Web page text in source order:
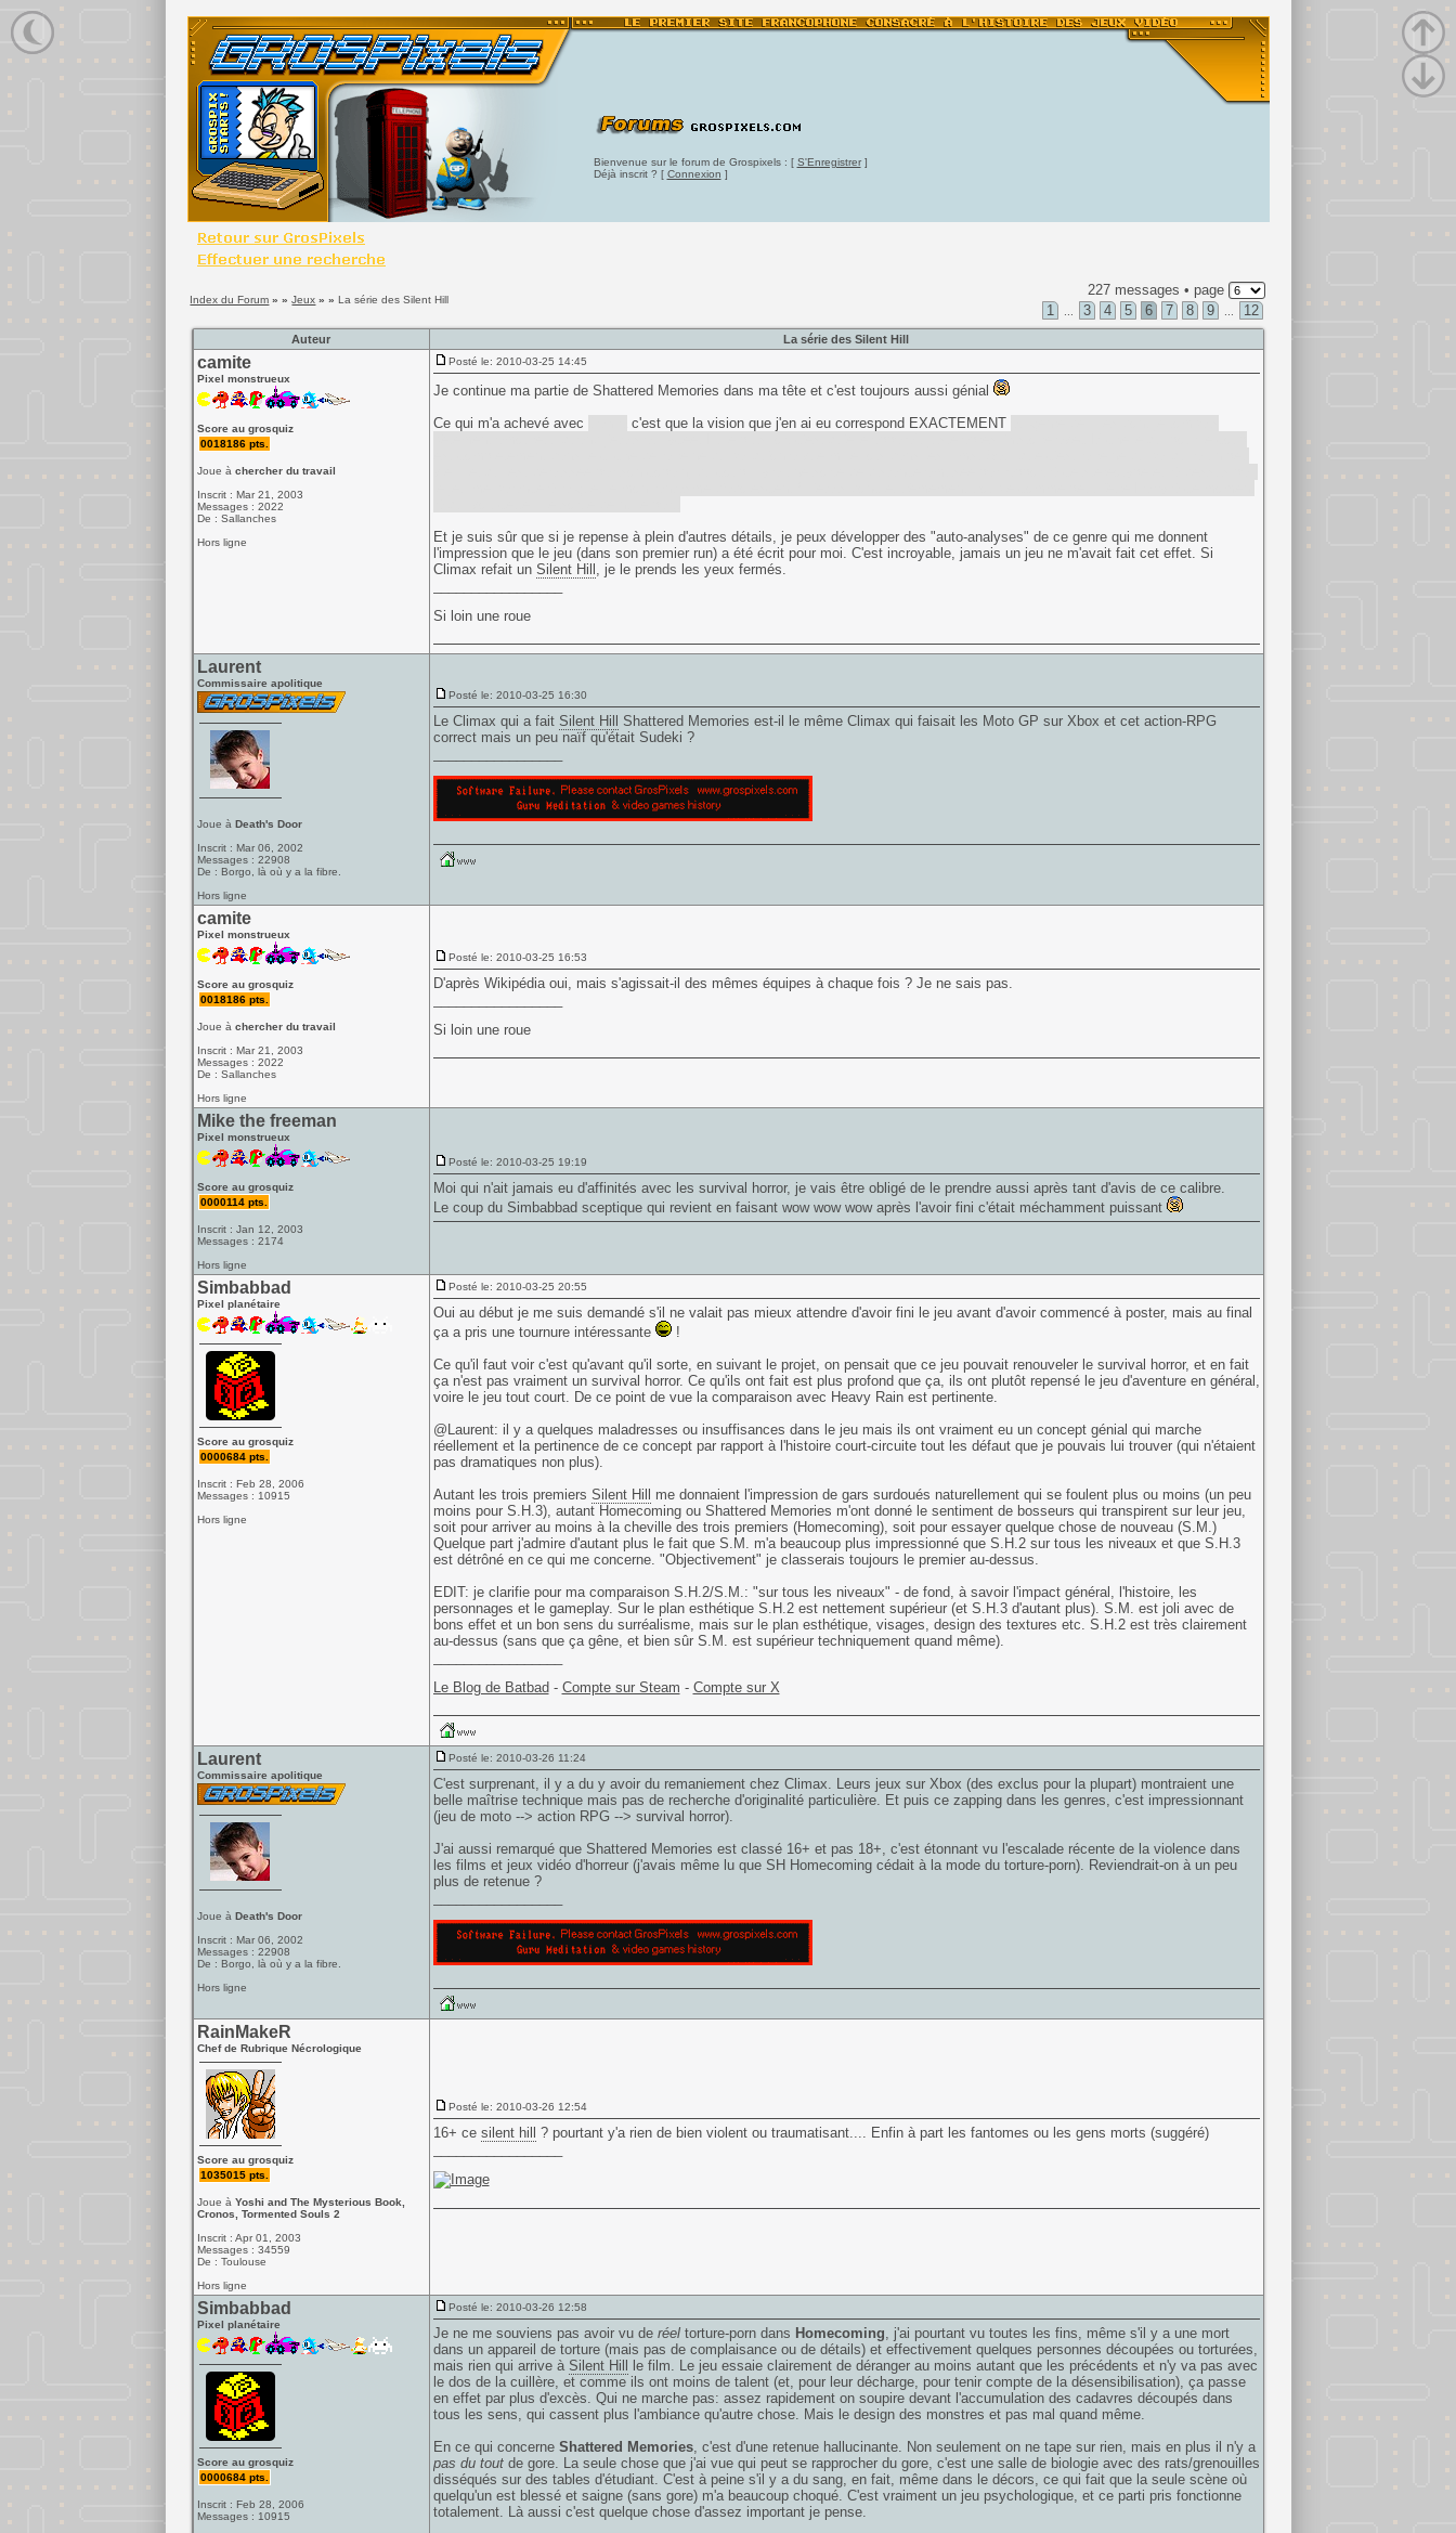
Bienvenue sur le forum de Grospixels : [ S'Enregistrer]
Déjà inscrit ? [ Connexion ]
Index du Forum » »Jeux » »La série des Silent Hill
227 messages • page
1
3 4 5 6 7 8 9 12
Auteur La série des Silent Hill
camite
Pixel monstrueux
Score au grosquiz
0018186 pts.
Joue à chercher du travail
Inscrit : Mar 21, 2003
Messages : 2022
De : Sallanches
Hors ligne
Posté le: 2010-03-25 14:45
Je continue ma partie de Shattered Memories dans ma tête et c'est toujours aussi génial
Ce qui m'a achevé avec
c'est que la vision que j'en ai eu correspond EXACTEMENT
Et je suis sûr que si je repense à plein d'autres détails, je peux développer des "auto-analyses" de ce genre qui me donnent
l'impression que le jeu (dans son premier run) a été écrit pour moi. C'est incroyable, jamais un jeu ne m'avait fait cet effet. Si
Climax refait un Silent Hill , je le prends les yeux fermés.
Si loin une roue
Laurent
Commissaire apolitique
Joue à Death's Door
Inscrit : Mar 06, 2002
Messages : 22908
De : Borgo, là où y a la fibre.
Hors ligne
Posté le: 2010-03-25 16:30
Le Climax qui a fait Silent Hill
Shattered Memories est-il le même Climax qui faisait les Moto GP sur Xbox et cet action-RPG
correct mais un peu naïf qu'était Sudeki ?
camite
Pixel monstrueux
Score au grosquiz
0018186 pts.
Joue à chercher du travail
Inscrit : Mar 21, 2003
Messages : 2022
De : Sallanches
Hors ligne
Posté le: 2010-03-25 16:53
D'après Wikipédia oui, mais s'agissait-il des mêmes équipes à chaque fois ? Je ne sais pas.
Si loin une roue
Mike the freeman
Pixel monstrueux
Score au grosquiz
0000114 pts.
Inscrit : Jan 12, 2003
Messages : 2174
Hors ligne
Posté le: 2010-03-25 19:19
Moi qui n'ait jamais eu d'affinités avec les survival horror, je vais être obligé de le prendre aussi après tant d'avis de ce calibre.
Le coup du Simbabbad sceptique qui revient en faisant wow wow wow après l'avoir fini c'était méchamment puissant
Simbabbad
Pixel planétaire
Score au grosquiz
0000684 pts.
Inscrit : Feb 28, 2006
Messages : 10915
Hors ligne
Posté le: 2010-03-25 20:55
Oui au début je me suis demandé s'il ne valait pas mieux attendre d'avoir fini le jeu avant d'avoir commencé à poster, mais au final
ça a pris une tournure intéressante
!
Ce qu'il faut voir c'est qu'avant qu'il sorte, en suivant le projet, on pensait que ce jeu pouvait renouveler le survival horror, et en fait
ça n'est pas vraiment un survival horror. Ce qu'ils ont fait est plus profond que ça, ils ont plutôt repensé le jeu d'aventure en général,
voire le jeu tout court. De ce point de vue la comparaison avec Heavy Rain est pertinente.
@Laurent: il y a quelques maladresses ou insuffisances dans le jeu mais ils ont vraiment eu un concept génial qui marche
réellement et la pertinence de ce concept par rapport à l'histoire court-circuite tout les défaut que je pouvais lui trouver (qui n'étaient
pas dramatiques non plus).
Autant les trois premiers Silent Hill
me donnaient l'impression de gars surdoués naturellement qui se foulent plus ou moins (un peu
moins pour S.H.3), autant Homecoming ou Shattered Memories m'ont donné le sentiment de bosseurs qui transpirent sur leur jeu,
soit pour arriver au moins à la cheville des trois premiers (Homecoming), soit pour essayer quelque chose de nouveau (S.M.)
Quelque part j'admire d'autant plus le fait que S.M. m'a beaucoup plus impressionné que S.H.2 sur tous les niveaux et que S.H.3
est détrôné en ce qui me concerne. "Objectivement" je classerais toujours le premier au-dessus.
EDIT: je clarifie pour ma comparaison S.H.2/S.M.: "sur tous les niveaux" - de fond, à savoir l'impact général, l'histoire, les
personnages et le gameplay. Sur le plan esthétique S.H.2 est nettement supérieur (et S.H.3 d'autant plus). S.M. est joli avec de
bons effet et un bon sens du surréalisme, mais sur le plan esthétique, visages, design des textures etc. S.H.2 est très clairement
au-dessus (sans que ça gêne, et bien sûr S.M. est supérieur techniquement quand même).
Le Blog de Batbad - Compte sur Steam - Compte sur X
Laurent
Commissaire apolitique
Joue à Death's Door
Inscrit : Mar 06, 2002
Messages : 22908
De : Borgo, là où y a la fibre.
Hors ligne
Posté le: 2010-03-26 11:24
C'est surprenant, il y a du y avoir du remaniement chez Climax. Leurs jeux sur Xbox (des exclus pour la plupart) montraient une
belle maîtrise technique mais pas de recherche d'originalité particulière. Et puis ce zapping dans les genres, c'est impressionnant
(jeu de moto --> action RPG --> survival horror).
J'ai aussi remarqué que Shattered Memories est classé 16+ et pas 18+, c'est étonnant vu l'escalade récente de la violence dans
les films et jeux vidéo d'horreur (j'avais même lu que SH Homecoming cédait à la mode du torture-porn). Reviendrait-on à un peu
plus de retenue ?
RainMakeR
Chef de Rubrique Nécrologique
Score au grosquiz
1035015 pts.
Joue à Yoshi and The Mysterious Book,
Cronos, Tormented Souls 2
Inscrit : Apr 01, 2003
Messages : 34559
De : Toulouse
Hors ligne
Posté le: 2010-03-26 12:54
16+ ce silent hill
? pourtant y'a rien de bien violent ou traumatisant.... Enfin à part les fantomes ou les gens morts (suggéré)
Simbabbad
Pixel planétaire
Score au grosquiz
0000684 pts.
Inscrit : Feb 28, 2006
Messages : 10915
Posté le: 2010-03-26 12:58
Je ne me souviens pas avoir vu de réeltorture-porn dans Homecoming, j'ai pourtant vu toutes les fins, même s'il y a une mort
dans un appareil de torture (mais pas de complaisance ou de détails) et effectivement quelques personnes découpées ou torturées,
mais rien qui arrive à Silent Hill
le film. Le jeu essaie clairement de déranger au moins autant que les précédents et n'y va pas avec
le dos de la cuillère, et comme ils ont moins de talent (et, pour leur décharge, pour tenir compte de la désensibilisation), ça passe
en effet par plus d'excès. Qui ne marche pas: assez rapidement on soupire devant l'accumulation des cadavres découpés dans
tous les sens, qui cassent plus l'ambiance qu'autre chose. Mais le design des monstres et pas mal quand même.
En ce qui concerne Shattered Memories, c'est d'une retenue hallucinante. Non seulement on ne tape sur rien, mais en plus il n'y a
pas du toutde gore. La seule chose que j'ai vue qui peut se rapprocher du gore, c'est une salle de biologie avec des rats/grenouilles
disséqués sur des tables d'étudiant. C'est à peine s'il y a du sang, en fait, même dans le décors, ce qui fait que la seule scène où
quelqu'un est blessé et saigne (sans gore) m'a beaucoup choqué. C'est vraiment un jeu psychologique, et ce parti pris fonctionne
totalement. Là aussi c'est quelque chose d'assez important je pense.